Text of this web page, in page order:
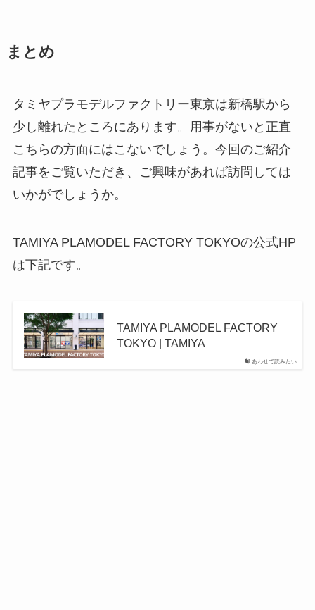
まとめ
タミヤプラモデルファクトリー東京は新橋駅から
少し離れたところにあります。用事がないと正直
こちらの方面にはこないでしょう。今回のご紹介
記事をご覧いただき、ご興味があれば訪問しては
いかがでしょうか。
TAMIYA PLAMODEL FACTORY TOKYOの公式HP
は下記です。
あわせて読みたい
TAMIYA PLAMODEL FACTORY
TOKYO | TAMIYA